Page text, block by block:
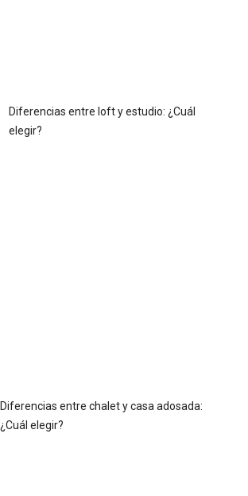
Diferencias entre loft y estudio: ¿Cuál
elegir?
Diferencias entre chalet y casa adosada:
¿Cuál elegir?